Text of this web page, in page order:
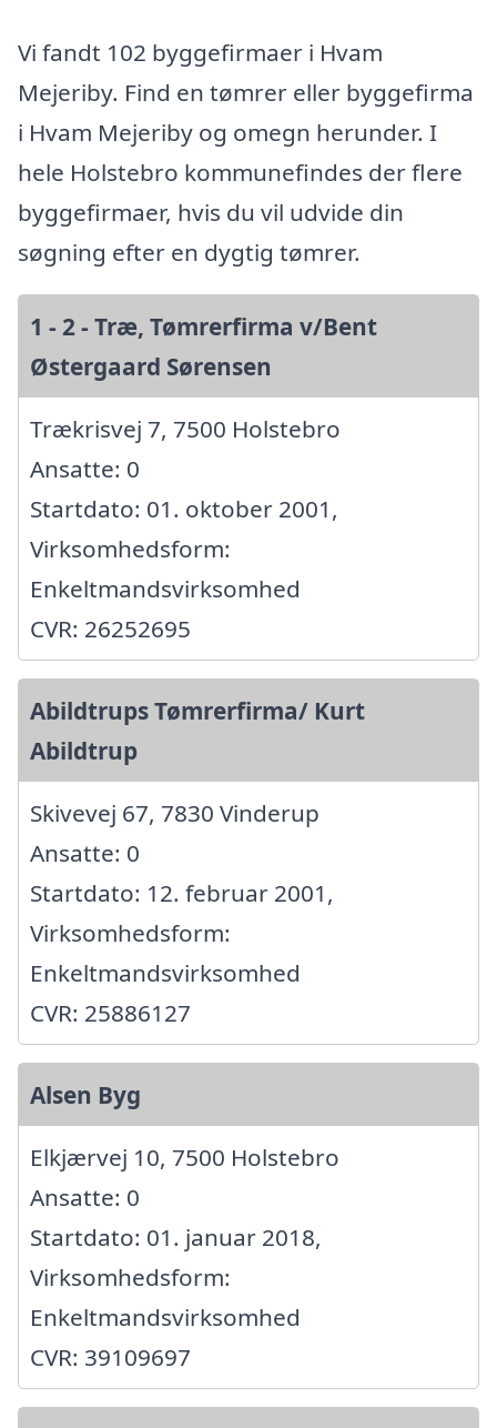
Vi fandt 102 byggefirmaer i Hvam
Mejeriby. Find en tømrer eller byggefirma
i Hvam Mejeriby og omegn herunder. I
hele Holstebro kommunefindes der flere
byggefirmaer, hvis du vil udvide din
søgning efter en dygtig tømrer.
1 - 2 - Træ, Tømrerfirma v/Bent
Østergaard Sørensen
Trækrisvej 7, 7500 Holstebro
Ansatte: 0
Startdato: 01. oktober 2001,
Virksomhedsform:
Enkeltmandsvirksomhed
CVR: 26252695
Abildtrups Tømrerfirma/ Kurt
Abildtrup
Skivevej 67, 7830 Vinderup
Ansatte: 0
Startdato: 12. februar 2001,
Virksomhedsform:
Enkeltmandsvirksomhed
CVR: 25886127
Alsen Byg
Elkjærvej 10, 7500 Holstebro
Ansatte: 0
Startdato: 01. januar 2018,
Virksomhedsform:
Enkeltmandsvirksomhed
CVR: 39109697